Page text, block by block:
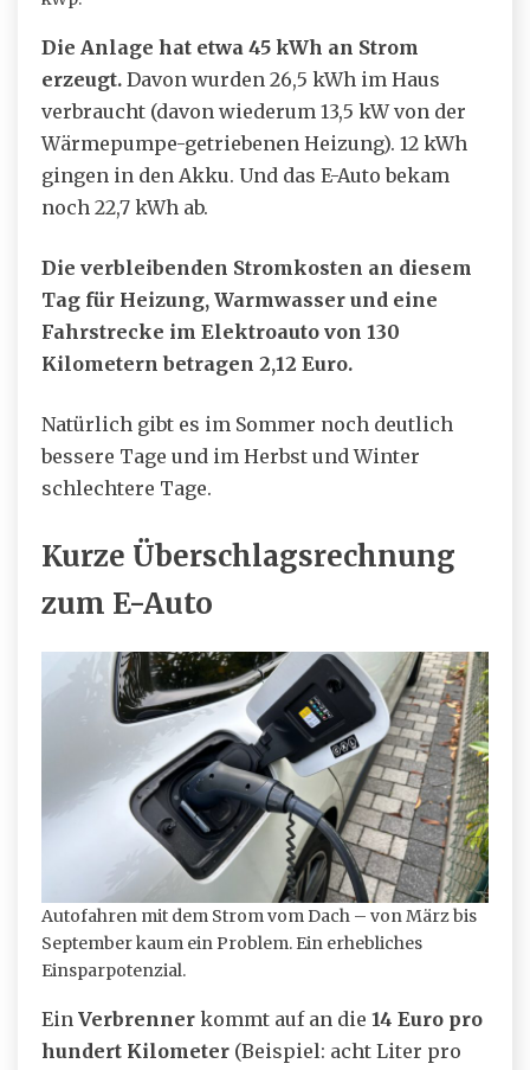
Die Anlage hat etwa 45 kWh an Strom
erzeugt. Davon wurden 26,5 kWh im Haus
verbraucht (davon wiederum 13,5 kW von der
Wärmepumpe-getriebenen Heizung). 12 kWh
gingen in den Akku. Und das E-Auto bekam
noch 22,7 kWh ab.
Die verbleibenden Stromkosten an diesem
Tag für Heizung, Warmwasser und eine
Fahrstrecke im Elektroauto von 130
Kilometern betragen 2,12 Euro.
Natürlich gibt es im Sommer noch deutlich
bessere Tage und im Herbst und Winter
schlechtere Tage.
Kurze Überschlagsrechnung
zum E-Auto
Autofahren mit dem Strom vom Dach – von März bis
September kaum ein Problem. Ein erhebliches
Einsparpotenzial.
Ein Verbrenner kommt auf an die 14 Euro pro
hundert Kilometer (Beispiel: acht Liter pro